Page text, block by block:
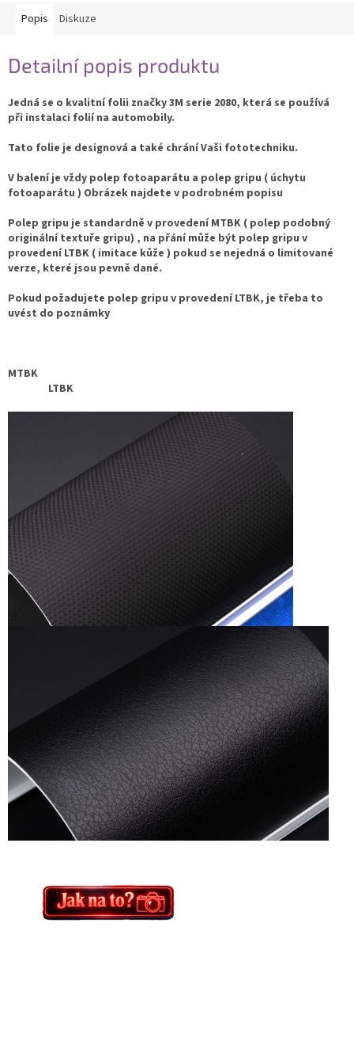
Popis Diskuze
Detailní popis produktu
Jedná se o kvalitní folii značky 3M serie 2080, která se používá
při instalaci folií na automobily.
Tato folie je designová a také chrání Vaši fototechniku.
V balení je vždy polep fotoaparátu a polep gripu ( úchytu
fotoaparátu ) Obrázek najdete v podrobném popisu
Polep gripu je standardně v provedení MTBK ( polep podobný
originální textuře gripu) , na přání může být polep gripu v
provedení LTBK ( imitace kůže ) pokud se nejedná o limitované
verze, které jsou pevně dané.
Pokud požadujete polep gripu v provedení LTBK, je třeba to
uvést do poznámky
MTBK
LTBK